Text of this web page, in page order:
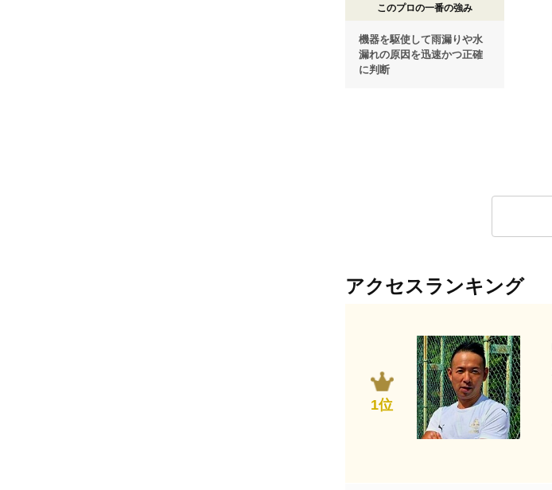
このプロの一番の強み
機器を駆使して雨漏りや水
漏れの原因を迅速かつ正確
に判断
アクセスランキング
1位